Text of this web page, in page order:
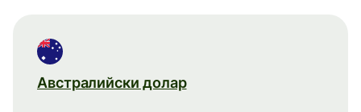
Австралийски долар